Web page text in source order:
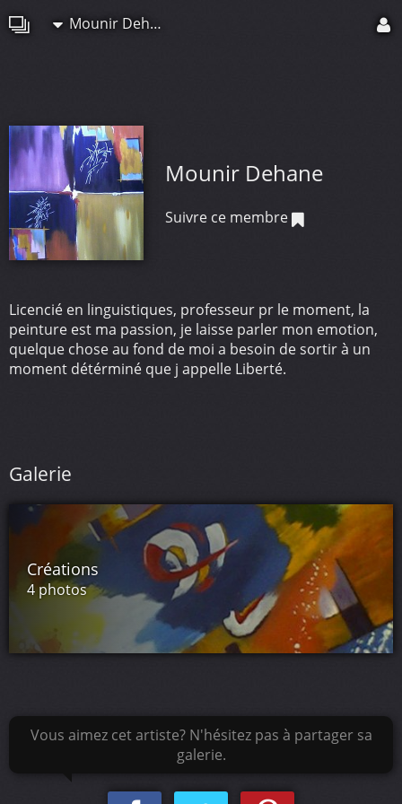
Mounir Dehane
Mounir Dehane
Suivre ce membre
Licencié en linguistiques, professeur pr le moment, la
peinture est ma passion, je laisse parler mon emotion,
quelque chose au fond de moi a besoin de sortir à un
moment détérminé que j appelle Liberté.
Galerie
Créations
4 photos
Vous aimez cet artiste? N'hésitez pas à partager sa
galerie.